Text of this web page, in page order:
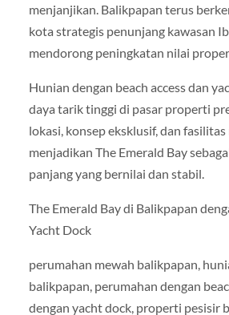
menjanjikan. Balikpapan terus
kota strategis penunjang kawasan
mendorong peningkatan nilai
Hunian dengan beach access dan
daya tarik tinggi di pasar properti
lokasi, konsep eksklusif, dan fasilitas
menjadikan The Emerald Bay
panjang yang bernilai dan stabil.
The Emerald Bay di Balikpapan
Yacht Dock
perumahan mewah balikpapan,
balikpapan, perumahan dengan
dengan yacht dock, properti pesisir